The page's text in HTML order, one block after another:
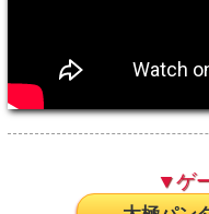
▼ゲ